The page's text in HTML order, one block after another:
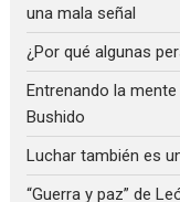
una mala señal
¿Por qué algunas
Entrenando la
Bushido
Luchar también es
“Guerra y paz” de